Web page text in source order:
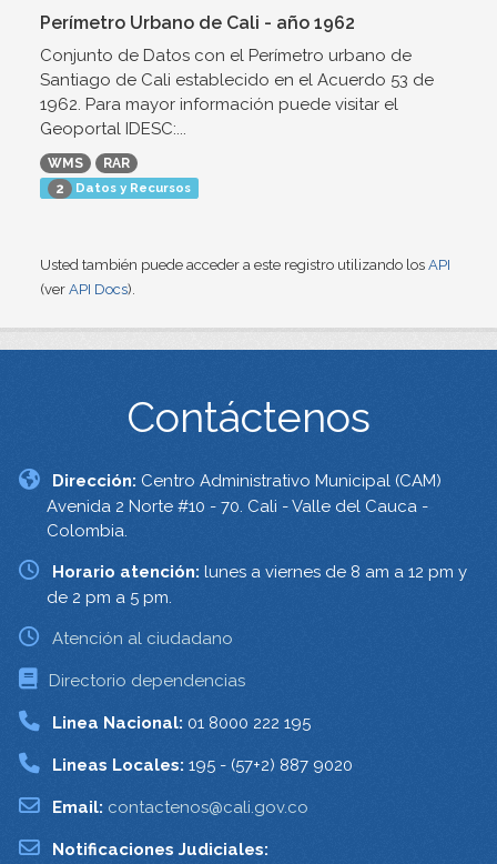
Perímetro Urbano de Cali - año 1962
Conjunto de Datos con el Perímetro urbano de
Santiago de Cali establecido en el Acuerdo 53 de
1962. Para mayor información puede visitar el
Geoportal IDESC:...
WMS
RAR
2 Datos y Recursos
Usted también puede acceder a este registro utilizando los API
(ver API Docs).
Contáctenos
Dirección: Centro Administrativo Municipal (CAM)
Avenida 2 Norte #10 - 70. Cali - Valle del Cauca -
Colombia.
Horario atención: lunes a viernes de 8 am a 12 pm y
de 2 pm a 5 pm.
Atención al ciudadano
Directorio dependencias
Linea Nacional: 01 8000 222 195
Lineas Locales: 195 - (57+2) 887 9020
Email: contactenos@cali.gov.co
Notificaciones Judiciales: